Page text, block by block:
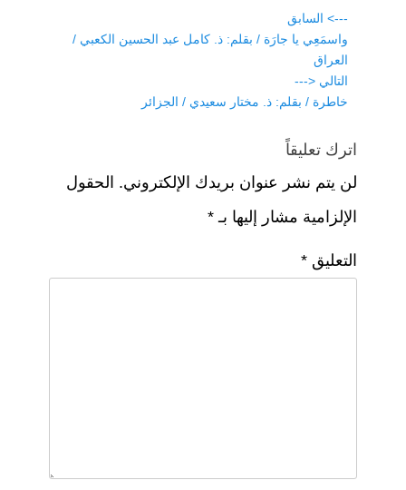
b
o
o
k
p
m
تصفّح
المقالات
---> السابق
Previous
post:
واسمَعِي يا جارَة / بقلم: ذ. كامل عبد الحسين الكعبي /
العراق
التالي <---
Next
خاطرة / بقلم: ذ. مختار سعيدي / الجزائر
اترك تعليقاً
لن يتم نشر عنوان بريدك الإلكتروني. الحقول
الإلزامية مشار إليها بـ *
التعليق *